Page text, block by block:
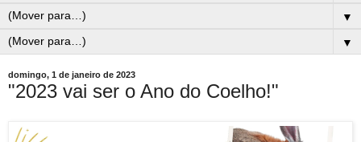
▼
▼
domingo, 1 de janeiro de 2023
"2023 vai ser o Ano do Coelho!"